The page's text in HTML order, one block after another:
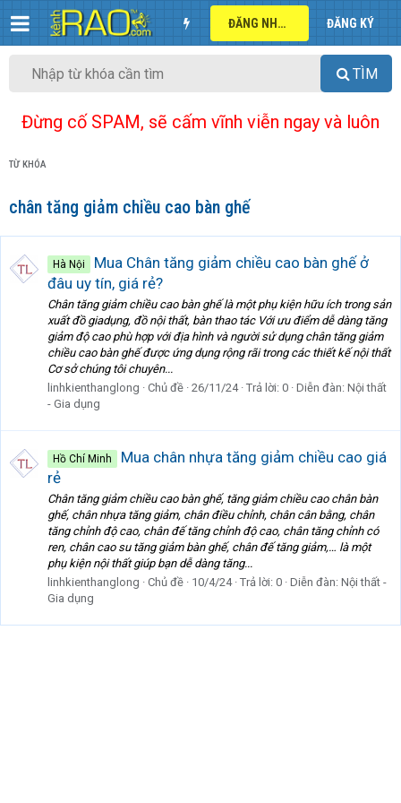
ĐĂNG NHẬP ĐĂNG KÝ
TÌM
Đừng cố SPAM, sẽ cấm vĩnh viễn ngay và luôn
TỪ KHÓA
chân tăng giảm chiều cao bàn ghế
Hà Nội
Mua Chân tăng giảm chiều cao bàn ghế ở
đâu uy tín, giá rẻ?
Chân tăng giảm chiều cao bàn ghế là một phụ kiện hữu ích trong sản
xuất đồ giadụng, đồ nội thất, bàn thao tác Với ưu điểm dễ dàng tăng
giảm độ cao phù hợp với địa hình và người sử dụng chân tăng giảm
chiều cao bàn ghế được ứng dụng rộng rãi trong các thiết kế nội thất
Cơ sở chúng tôi chuyên...
linhkienthanglong
Chủ đề 26/11/24 Trả lời: 0 Diễn đàn: Nội thất
- Gia dụng
Hồ Chí Minh
Mua chân nhựa tăng giảm chiều cao giá
rẻ
Chân tăng giảm chiều cao bàn ghế, tăng giảm chiều cao chân bàn
ghế, chân nhựa tăng giảm, chân điều chỉnh, chân cân bằng, chân
tăng chỉnh độ cao, chân đế tăng chỉnh độ cao, chân tăng chỉnh có
ren, chân cao su tăng giảm bàn ghế, chân đế tăng giảm,… là một
phụ kiện nội thất giúp bạn dễ dàng tăng...
linhkienthanglong
Chủ đề 10/4/24 Trả lời: 0 Diễn đàn: Nội thất -
Gia dụng